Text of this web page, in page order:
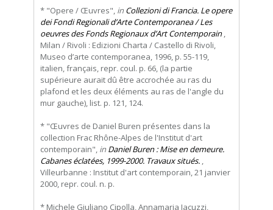
* "Opere / Œuvres", in Collezioni di Francia. Le opere
dei Fondi Regionali d’Arte Contemporanea / Les
oeuvres des Fonds Regionaux d’Art Contemporain,
Milan / Rivoli : Edizioni Charta / Castello di Rivoli,
Museo d’arte contemporanea, 1996, p. 55-119,
italien, français, repr. coul. p. 66, (la partie
supérieure aurait dû être accrochée au ras du
plafond et les deux éléments au ras de l'angle du
mur gauche), list. p. 121, 124.
* "Œuvres de Daniel Buren présentes dans la
collection Frac Rhône-Alpes de l'Institut d'art
contemporain", in Daniel Buren : Mise en demeure.
Cabanes éclatées, 1999-2000. Travaux situés. ,
Villeurbanne : Institut d'art contemporain, 21 janvier
2000, repr. coul. n. p.
* Michele Giuliano Cipolla, Annamaria Iacuzzi,